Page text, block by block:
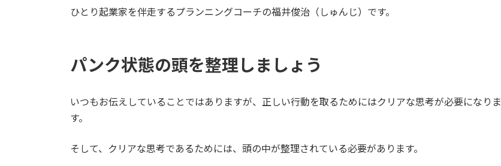
ひとり起業家を伴走するプランニングコーチの福井俊治（しゅんじ）です。
パンク状態の頭を整理しましょう
いつもお伝えしていることではありますが、正しい行動を取るためにはクリアな思考が必要になりま
す。
そして、クリアな思考であるためには、頭の中が整理されている必要があります。